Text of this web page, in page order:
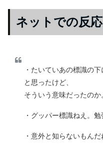
ネットでの反応
・たいていあの標識の
と思ったけど、
そういう意味だったのか
・グッパー標識ねえ。勉
・意外と知らないもんだ